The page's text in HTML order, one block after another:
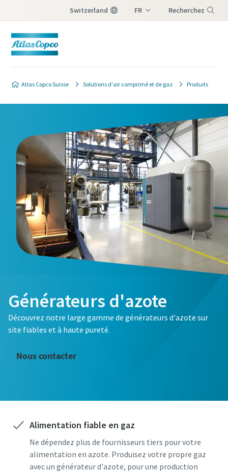
Switzerland FR Recherchez
Atlas Copco Suisse Solutions d'air comprimé et de gaz Produits
Tuyauterie en acier inoxydable pour
Vous pouvez désormais vous procurer vos tuyaux en acier
En savoir plus sur les tuyauteries en acier
inoxydable
Générateurs d'azote
Découvrez notre large gamme de générateurs d'azote sur
site fiables et à haute pureté.
Nous contacter
Alimentation fiable en gaz
Ne dépendez plus de fournisseurs tiers pour votre
alimentation en azote. Produisez votre propre gaz
avec un générateur d'azote, pour une production